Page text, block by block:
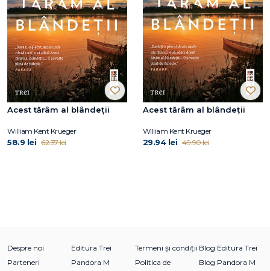
Acest tărâm al blândeții
William Kent Krueger
58.9 lei 62.37 lei
Acest tărâm al blândeții
William Kent Krueger
29.94 lei 49.90 lei
Despre noi
Parteneri
Editura Trei
Pandora M
Termeni și condiții
Politica de
Blog Editura Trei
Blog Pandora M